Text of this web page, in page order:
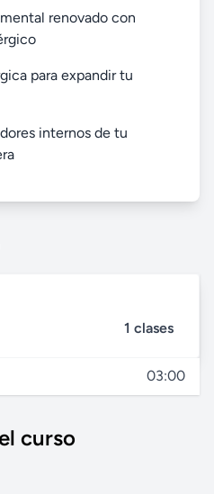
renovado con
para expandir tu
internos de tu
1 clases
03:00
curso